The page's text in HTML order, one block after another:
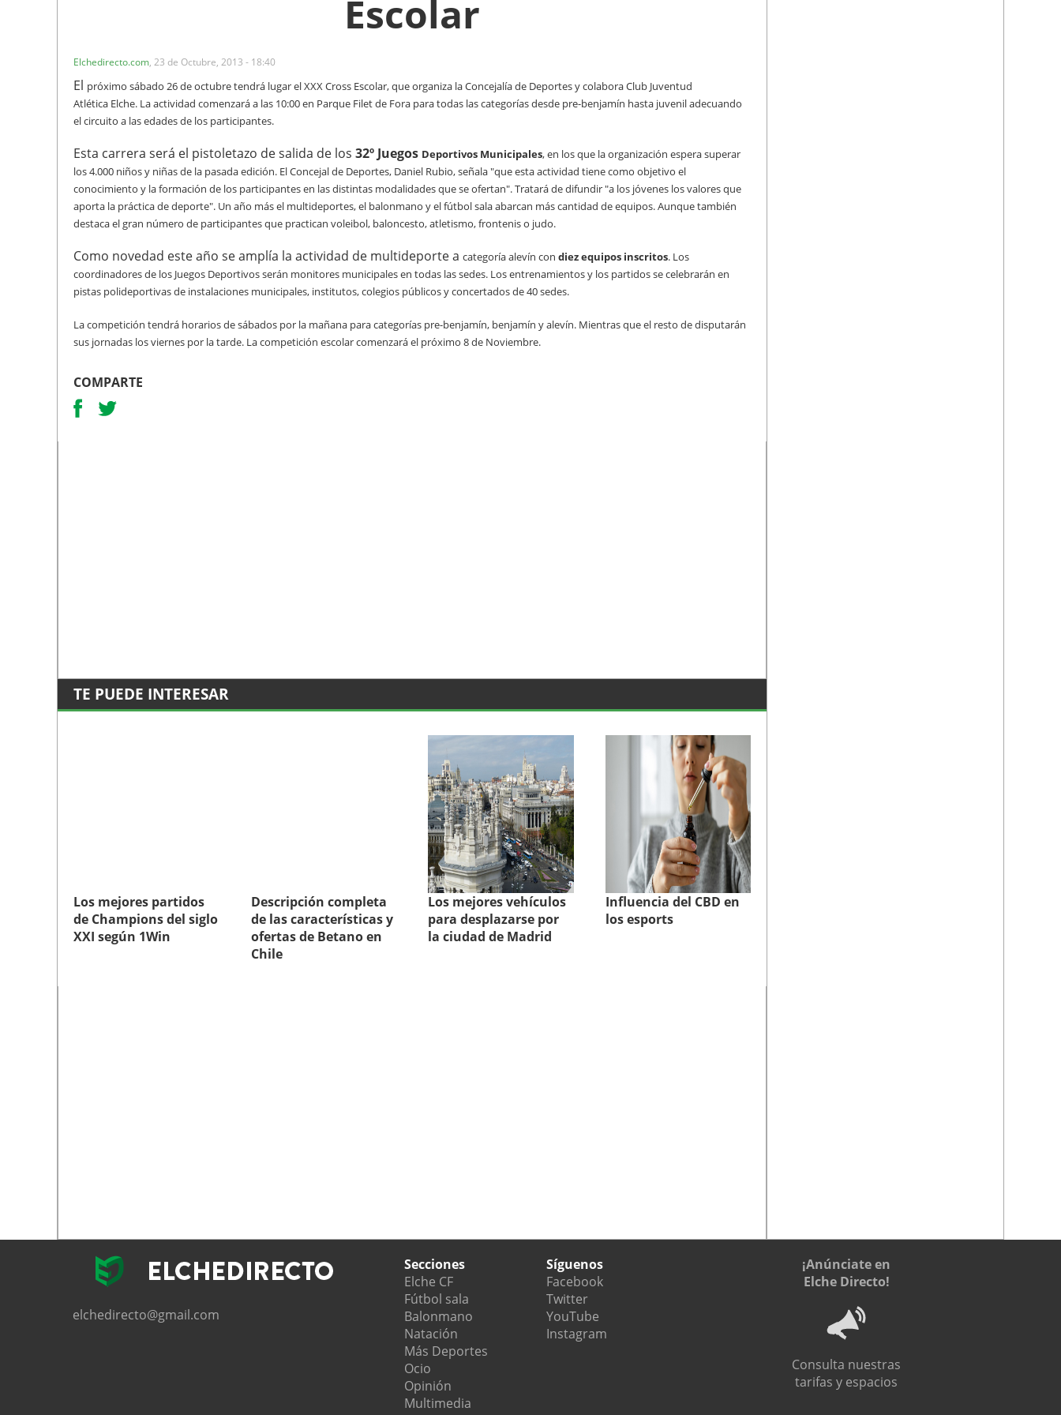
Escolar
Elchedirecto.com, 23 de Octubre, 2013 - 18:40
El próximo sábado 26 de octubre tendrá lugar el XXX Cross Escolar, queorganiza la Concejalía de Deportes y colabora Club Juventud
Atlética Elche. La actividad comenzará a las 10:00 en Parque Filet de Fora paratodas las categorías desde pre-benjamín hasta juvenil adecuando
elcircuito a las edades de los participantes.
Esta carrera será el pistoletazo de salida de los 32º Juegos Deportivos Municipales, en los que la organización espera superar
los 4.000 niños y niñas de la pasada edición. El Concejal de Deportes, Daniel Rubio, señala "que esta actividad tiene como objetivo el
conocimiento y la formación de los participantes en lasdistintas modalidades que se ofertan". Tratará de difundir "a los jóvenes losvalores que
aporta la práctica de deporte". Un año más el multideportes,el balonmano y el fútbol sala abarcan más cantidad de equipos. Aunque también
destaca el gran número de participantes que practican voleibol, baloncesto, atletismo, frontenis o judo.
Como novedad este año se amplía la actividad de multideporte a categoría alevín con diez equipos inscritos. Los
coordinadores de los Juegos Deportivos serán monitores municipales en todas las sedes. Losentrenamientos y los partidos se celebrarán en
pistas polideportivas de instalaciones municipales, institutos, colegios públicos y concertados de40 sedes.
La competición tendrá horarios de sábados por la mañana paracategorías pre-benjamín, benjamín y alevín. Mientras que el resto dedisputarán
sus jornadas los viernes por la tarde. La competición escolarcomenzará el próximo 8 de Noviembre.
COMPARTE
TE PUEDE INTERESAR
Los mejores partidos
de Champions del siglo
XXI según 1Win
Descripción completa
de las características y
ofertas de Betano en
Chile
Los mejores vehículos
para desplazarse por
la ciudad de Madrid
Influencia del CBD en
los esports
elchedirecto@gmail.com
Secciones
Elche CF
Fútbol sala
Balonmano
Natación
Más Deportes
Ocio
Opinión
Multimedia
Síguenos
Facebook
Twitter
YouTube
Instagram
¡Anúnciate en
Elche Directo!
Consulta nuestras
tarifas y espacios